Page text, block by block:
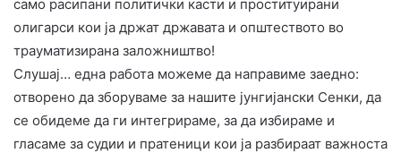
само расипани политички касти и проституирани
олигарси кои ја држат државата и општеството во
трауматизирана заложништво!
​Слушај… една работа можеме да направиме заедно:
отворено да зборуваме за нашите јунгијански Сенки, да
се обидеме да ги интегрираме, за да избираме и
гласаме за судии и пратеници кои ја разбираат важноста